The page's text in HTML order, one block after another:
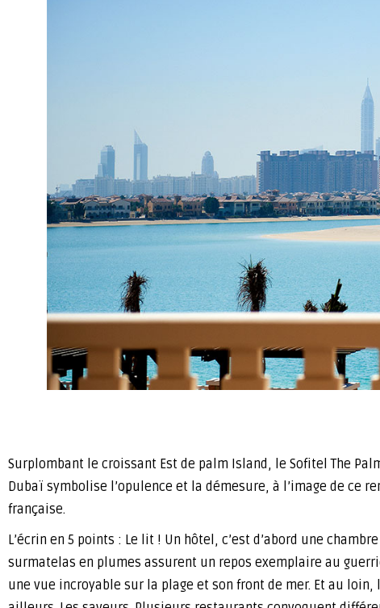
Surplombant le croissant Est de palm Island, le Sofitel The
Dubaï symbolise l’opulence et la démesure, à l’image de ce
française.
L’écrin en 5 points : Le lit ! Un hôtel, c’est d’abord une
surmatelas en plumes assurent un repos exemplaire au
une vue incroyable sur la plage et son front de mer. Et au